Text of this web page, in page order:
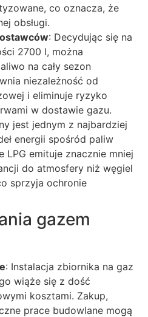
co oznacza, że
obsługi.
: Decydując się na
2700 l, można
na cały sezon
niezależność od
i eliminuje ryzyko
w dostawie gazu.
jest jednym z najbardziej
energii spośród paliw
LPG emituje znacznie mniej
do atmosfery niż węgiel
sprzyja ochronie
gazem
: Instalacja zbiornika na gaz
wiąże się z dość
kosztami. Zakup,
prace budowlane mogą